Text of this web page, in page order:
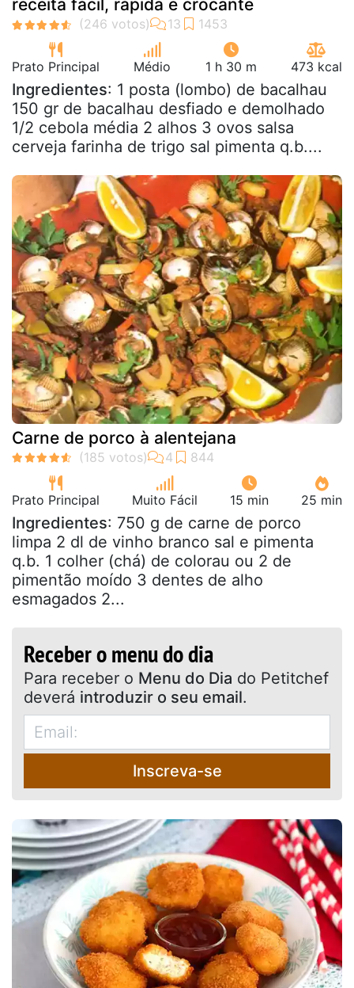
receita fácil, rápida e crocante
Prato Principal Médio 1 h 30 m 473 kcal
Ingredientes: 1 posta (lombo) de bacalhau
150 gr de bacalhau desfiado e demolhado
1/2 cebola média 2 alhos 3 ovos salsa
cerveja farinha de trigo sal pimenta q.b....
Carne de porco à alentejana
Prato Principal Muito Fácil 15 min 25 min
Ingredientes: 750 g de carne de porco
limpa 2 dl de vinho branco sal e pimenta
q.b. 1 colher (chá) de colorau ou 2 de
pimentão moído 3 dentes de alho
esmagados 2...
Receber o menu do dia
Para receber o Menu do Dia do Petitchef
deverá introduzir o seu email.
Inscreva-se